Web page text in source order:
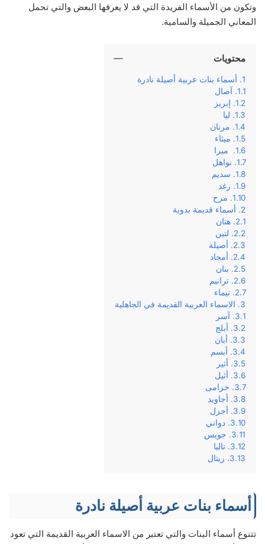
وتكون من الأسماء الفريدة التي قد لا يعرفها البعض والتي تحمل
المعاني الجميلة والسامية.
محتويات
أسماء بنات عربية أصيلة نادرة
آصال
إبريز
ليا
مرنان
ميثاء
ميرا
نواهل
سديم
رغد
مرح
أسماء قديمة بدوية
هتان
لتين
أصيلة
أمجاد
بنان
ترانيم
تيماء
الاسماء العربية القديمة في الجاهلية
آسر
أبلج
أبان
أبسم
أثير
أثيل
خزامى
أجاويد
أجزل
دواني
جويس
تاليا
ريتال
أسماء بنات عربية أصيلة نادرة
تتنوع أسماء البنات والتي تعتبر من الاسماء العربية القديمة التي تعود